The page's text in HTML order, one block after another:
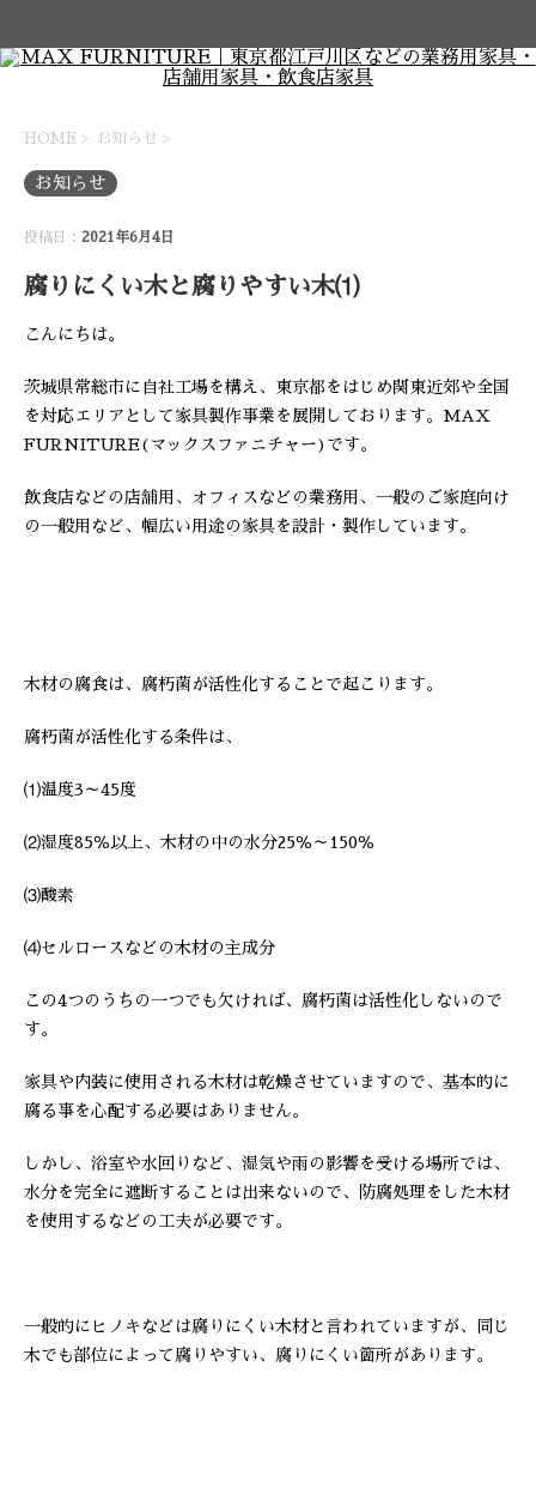
HOME > お知らせ >
お知らせ
投稿日： 2021年6月4日
腐りにくい木と腐りやすい木⑴
こんにちは。
茨城県常総市に自社工場を構え、東京都をはじめ関東近郊や全国
を対応エリアとして家具製作事業を展開しております。MAX
FURNITURE(マックスファニチャー)です。
飲食店などの店舗用、オフィスなどの業務用、一般のご家庭向け
の一般用など、幅広い用途の家具を設計・製作しています。
木材の腐食は、腐朽菌が活性化することで起こります。
腐朽菌が活性化する条件は、
⑴温度3～45度
⑵湿度85％以上、木材の中の水分25％～150％
⑶酸素
⑷セルロースなどの木材の主成分
この4つのうちの一つでも欠ければ、腐朽菌は活性化しないので
す。
家具や内装に使用される木材は乾燥させていますので、基本的に
腐る事を心配する必要はありません。
しかし、浴室や水回りなど、湿気や雨の影響を受ける場所では、
水分を完全に遮断することは出来ないので、防腐処理をした木材
を使用するなどの工夫が必要です。
一般的にヒノキなどは腐りにくい木材と言われていますが、同じ
木でも部位によって腐りやすい、腐りにくい箇所があります。